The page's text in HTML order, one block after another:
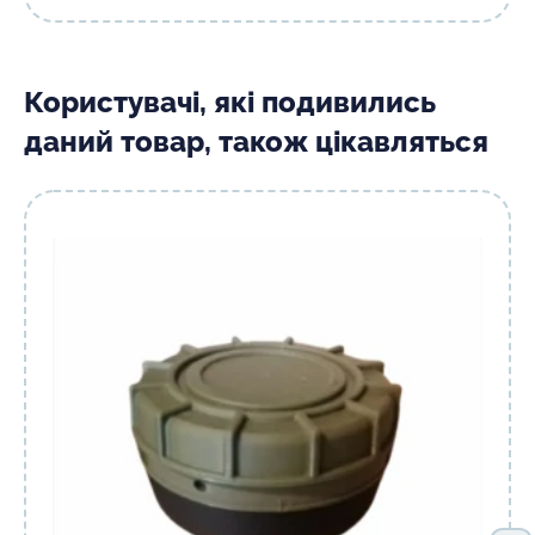
Користувачі, які подивились
даний товар, також цікавляться